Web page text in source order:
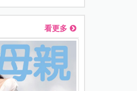
看更多